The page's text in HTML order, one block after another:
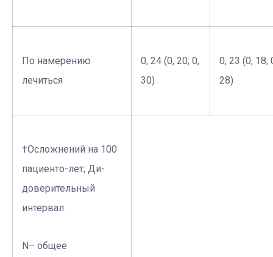
По намерению
лечиться
0, 24 (0, 20; 0,
30)
0, 23 (0, 18;
28)
†Осложнений на 100
пациенто-лет; Ди-
доверительный
интервал.
N– общее